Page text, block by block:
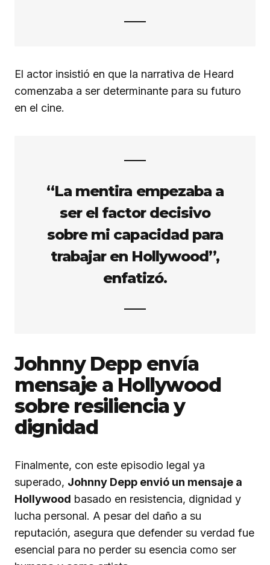
El actor insistió en que la narrativa de Heard
comenzaba a ser determinante para su futuro
en el cine.
“La mentira empezaba a
ser el factor decisivo
sobre mi capacidad para
trabajar en Hollywood”,
enfatizó.
Johnny Depp envía
mensaje a Hollywood
sobre resiliencia y
dignidad
Finalmente, con este episodio legal ya
superado, Johnny Depp envió un mensaje a
Hollywood basado en resistencia, dignidad y
lucha personal. A pesar del daño a su
reputación, asegura que defender su verdad fue
esencial para no perder su esencia como ser